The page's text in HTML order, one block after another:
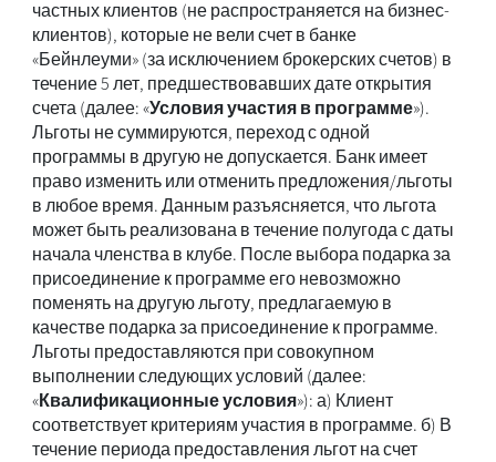
частных клиентов (не распространяется на бизнес-
клиентов), которые не вели счет в банке
«Бейнлеуми» (за исключением брокерских счетов) в
течение 5 лет, предшествовавших дате открытия
счета (далее: «Условия участия в программе»).
Льготы не суммируются, переход с одной
программы в другую не допускается. Банк имеет
право изменить или отменить предложения/льготы
в любое время. Данным разъясняется, что льгота
может быть реализована в течение полугода с даты
начала членства в клубе. После выбора подарка за
присоединение к программе его невозможно
поменять на другую льготу, предлагаемую в
качестве подарка за присоединение к программе.
Льготы предоставляются при совокупном
выполнении следующих условий (далее:
«Квалификационные условия»): а) Клиент
соответствует критериям участия в программе. б) В
течение периода предоставления льгот на счет